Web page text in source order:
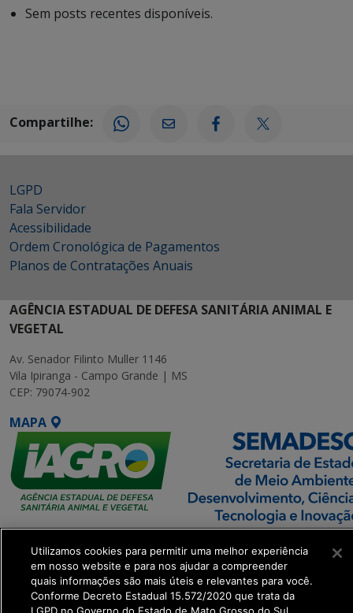
Sem posts recentes disponíveis.
Compartilhe:
LGPD
Fala Servidor
Acessibilidade
Ordem Cronológica de Pagamentos
Planos de Contratações Anuais
AGÊNCIA ESTADUAL DE DEFESA SANITÁRIA ANIMAL E
VEGETAL
Av. Senador Filinto Muller 1146
Vila Ipiranga - Campo Grande | MS
CEP: 79074-902
MAPA
SETDIG | Secretaria-
Executiva de
Transformação Digital
Utilizamos cookies para permitir uma melhor experiência
em nosso website e para nos ajudar a compreender
quais informações são mais úteis e relevantes para você.
Conforme Decreto Estadual 15.572/2020 que trata da